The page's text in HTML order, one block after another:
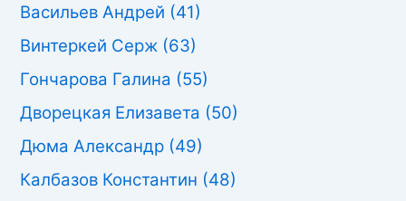
Васильев Андрей (41)
Винтеркей Серж (63)
Гончарова Галина (55)
Дворецкая Елизавета (50)
Дюма Александр (49)
Калбазов Константин (48)